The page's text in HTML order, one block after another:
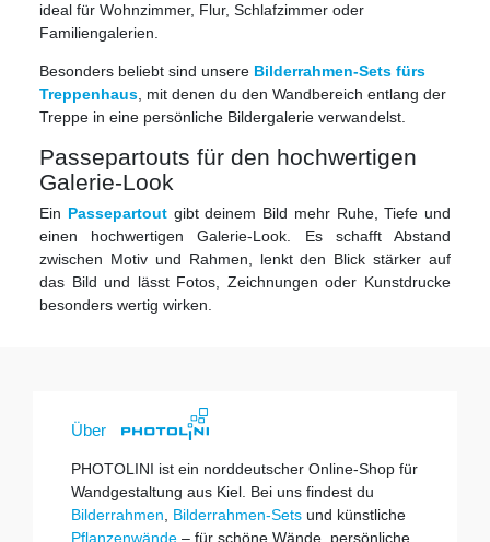
ideal für Wohnzimmer, Flur, Schlafzimmer oder
Familiengalerien.
Besonders beliebt sind unsere Bilderrahmen-Sets fürs
Treppenhaus , mit denen du den Wandbereich entlang der
Treppe in eine persönliche Bildergalerie verwandelst.
Passepartouts für den hochwertigen
Galerie-Look
Ein Passepartoutgibt deinem Bild mehr Ruhe, Tiefe und
einen hochwertigen Galerie-Look. Es schafft Abstand
zwischen Motiv und Rahmen, lenkt den Blick stärker auf
das Bild und lässt Fotos, Zeichnungen oder Kunstdrucke
besonders wertig wirken.
Über
PHOTOLINI ist ein norddeutscher Online-Shop für
Wandgestaltung aus Kiel. Bei uns findest du
Bilderrahmen
Bilderrahmen-Sets und künstliche
Pflanzenwände – für schöne Wände, persönliche